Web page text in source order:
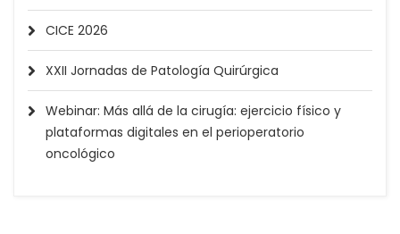
CICE 2026
XXII Jornadas de Patología Quirúrgica
Webinar: Más allá de la cirugía: ejercicio físico y
plataformas digitales en el perioperatorio
oncológico